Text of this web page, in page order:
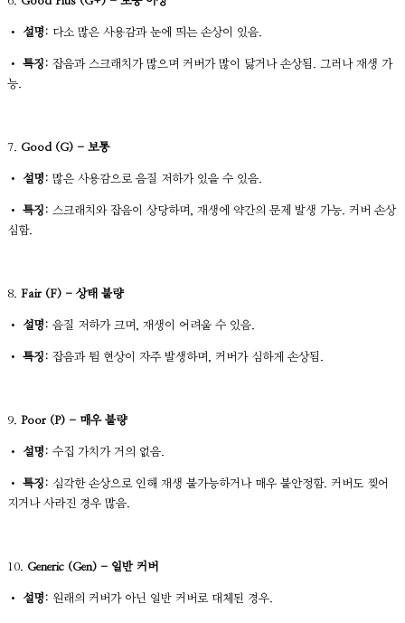
• 설명: 다소 많은 사용감과 눈에 띄는 손상이 있음.
• 특징: 잡음과 스크래치가 많으며 커버가 많이 닳거나 손상됨. 그러나 재생 가
능.
7. Good (G) - 보통
• 설명: 많은 사용감으로 음질 저하가 있을 수 있음.
• 특징: 스크래치와 잡음이 상당하며, 재생에 약간의 문제 발생 가능. 커버 손상
심함.
8. Fair (F) - 상태 불량
• 설명: 음질 저하가 크며, 재생이 어려울 수 있음.
• 특징: 잡음과 튐 현상이 자주 발생하며, 커버가 심하게 손상됨.
9. Poor (P) - 매우 불량
• 설명: 수집 가치가 거의 없음.
• 특징: 심각한 손상으로 인해 재생 불가능하거나 매우 불안정함. 커버도 찢어
지거나 사라진 경우 많음.
10. Generic (Gen) - 일반 커버
• 설명: 원래의 커버가 아닌 일반 커버로 대체된 경우.